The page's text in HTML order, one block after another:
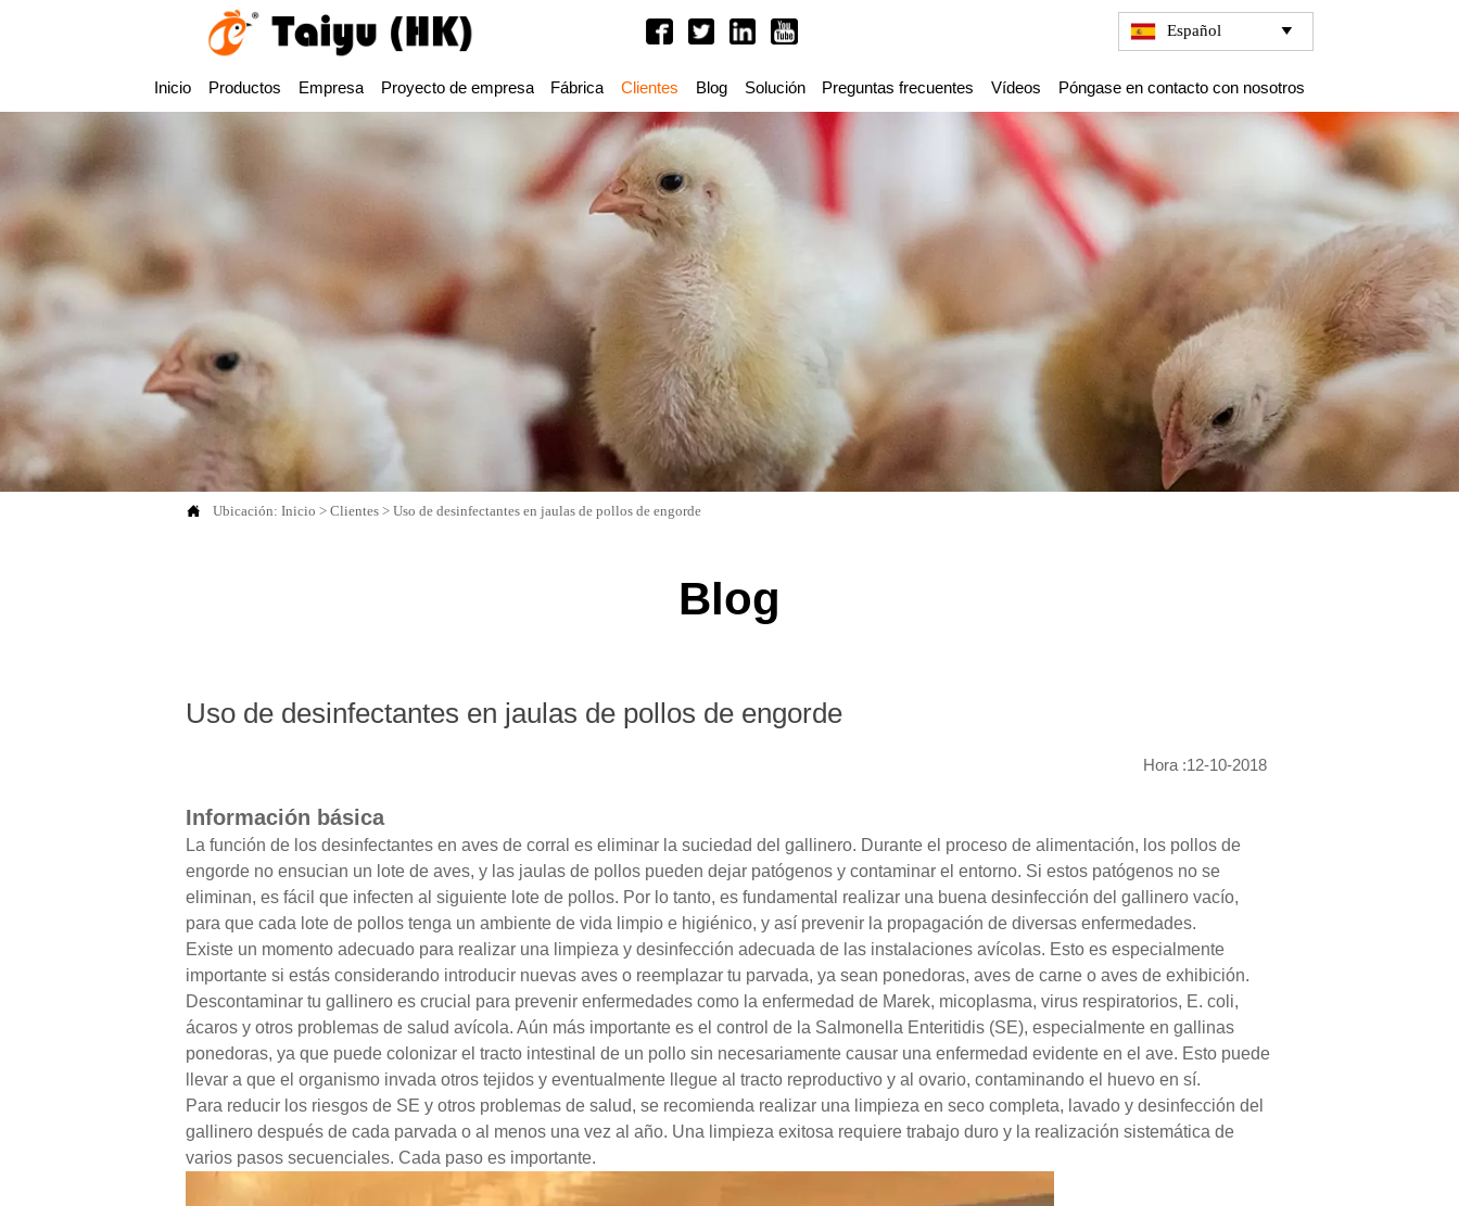
Español 
Inicio Productos Empresa Proyecto de empresa Fábrica Clientes Blog Solución Preguntas frecuentes Vídeos Póngase en contacto con nosotros
 Ubicación:Inicio >Clientes >Uso de desinfectantes en jaulas de pollos de engorde
Blog
Uso de desinfectantes en jaulas de pollos de engorde
Hora :12-10-2018
Información básica
La función de los desinfectantes en aves de corral es eliminar la suciedad del gallinero. Durante el proceso de alimentación, los pollos de
engorde no ensucian un lote de aves, y las jaulas de pollos pueden dejar patógenos y contaminar el entorno. Si estos patógenos no se
eliminan, es fácil que infecten al siguiente lote de pollos. Por lo tanto, es fundamental realizar una buena desinfección del gallinero vacío,
para que cada lote de pollos tenga un ambiente de vida limpio e higiénico, y así prevenir la propagación de diversas enfermedades.
Existe un momento adecuado para realizar una limpieza y desinfección adecuada de las instalaciones avícolas. Esto es especialmente
importante si estás considerando introducir nuevas aves o reemplazar tu parvada, ya sean ponedoras, aves de carne o aves de exhibición.
Descontaminar tu gallinero es crucial para prevenir enfermedades como la enfermedad de Marek, micoplasma, virus respiratorios, E. coli,
ácaros y otros problemas de salud avícola. Aún más importante es el control de la Salmonella Enteritidis (SE), especialmente en gallinas
ponedoras, ya que puede colonizar el tracto intestinal de un pollo sin necesariamente causar una enfermedad evidente en el ave. Esto puede
llevar a que el organismo invada otros tejidos y eventualmente llegue al tracto reproductivo y al ovario, contaminando el huevo en sí.
Para reducir los riesgos de SE y otros problemas de salud, se recomienda realizar una limpieza en seco completa, lavado y desinfección del
gallinero después de cada parvada o al menos una vez al año. Una limpieza exitosa requiere trabajo duro y la realización sistemática de
varios pasos secuenciales. Cada paso es importante.